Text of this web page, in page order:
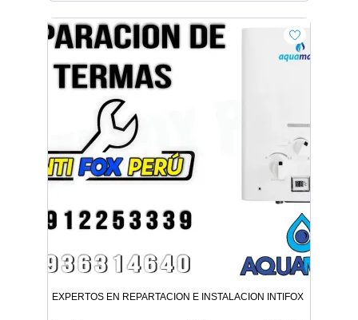
EXPERTOS EN REPARTACION E INSTALACION INTIFOX PERU EN